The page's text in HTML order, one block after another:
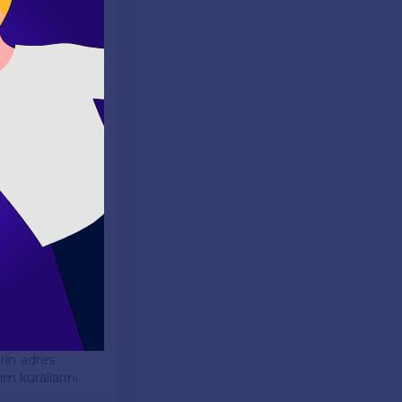
"IL"
Örneğin,
Ancak
için "CA",
İngilizce
adres
kurallarını